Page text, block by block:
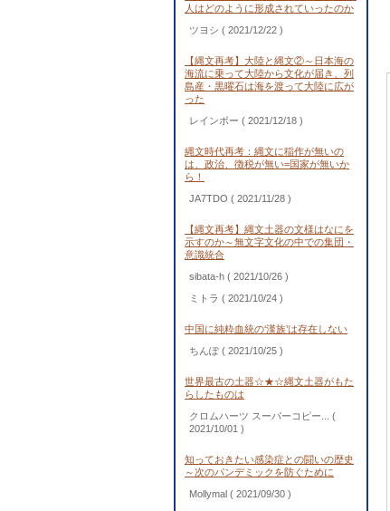
人はどのように形成されていったのか
ツヨシ ( 2021/12/22 )
【縄文再考】大陸と縄文②～日本海の
海流に乗って大陸から文化が届き、列
島産・黒曜石は海を渡って大陸に広が
った
レインボー ( 2021/12/18 )
縄文時代再考：縄文に稲作が無いの
は、政治、徴税が無い=国家が無いか
ら！
JA7TDO ( 2021/11/28 )
【縄文再考】縄文土器の文様はなにを
示すのか～無文字文化の中での集団・
意識統合
sibata-h ( 2021/10/26 )
ミトラ ( 2021/10/24 )
中国に純粋血統の‘漢族’は存在しない
ちんぽ( 2021/10/25 )
世界最古の土器☆★☆縄文土器がもた
らしたものは
クロムハーツ スーパーコピー... (
2021/10/01 )
知っておきたい感染症との闘いの歴史
～次のパンデミックを防ぐために
Mollymal ( 2021/09/30 )